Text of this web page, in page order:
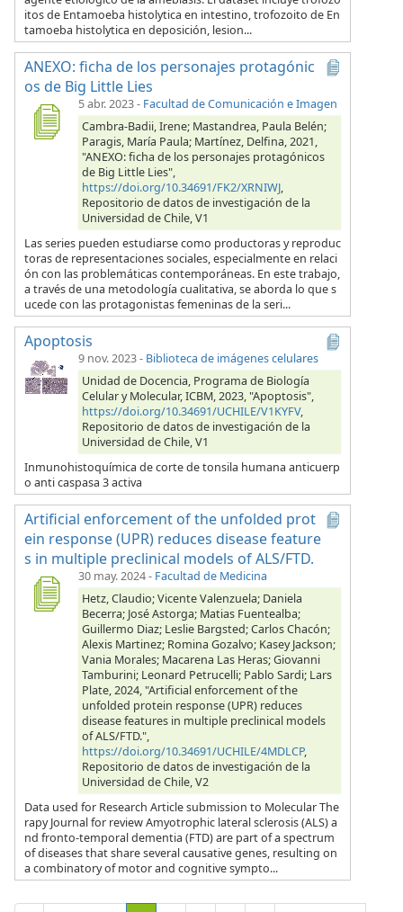
itos de Entamoeba histolytica en intestino, trofozoito de En
tamoeba histolytica en deposición, lesion...
ANEXO: ficha de los personajes protagónic
os de Big Little Lies
5 abr. 2023- Facultad de Comunicación e Imagen
Cambra-Badii, Irene; Mastandrea, Paula Belén;
Paragis, María Paula; Martínez, Delfina, 2021,
"ANEXO: ficha de los personajes protagónicos
de Big Little Lies",
https://doi.org/10.34691/FK2/XRNIWJ,
Repositorio de datos de investigación de la
Universidad de Chile, V1
Las series pueden estudiarse como productoras y reproduc
toras de representaciones sociales, especialmente en relaci
ón con las problemáticas contemporáneas. En este trabajo,
a través de una metodología cualitativa, se aborda lo que s
ucede con las protagonistas femeninas de la seri...
Apoptosis
9 nov. 2023- Biblioteca de imágenes celulares
Unidad de Docencia, Programa de Biología
Celular y Molecular, ICBM, 2023, "Apoptosis",
https://doi.org/10.34691/UCHILE/V1KYFV,
Repositorio de datos de investigación de la
Universidad de Chile, V1
Inmunohistoquímica de corte de tonsila humana anticuerp
o anti caspasa 3 activa
Artificial enforcement of the unfolded prot
ein response (UPR) reduces disease feature
s in multiple preclinical models of ALS/FTD.
30 may. 2024- Facultad de Medicina
Hetz, Claudio; Vicente Valenzuela; Daniela
Becerra; José Astorga; Matias Fuentealba;
Guillermo Diaz; Leslie Bargsted; Carlos Chacón;
Alexis Martinez; Romina Gozalvo; Kasey Jackson;
Vania Morales; Macarena Las Heras; Giovanni
Tamburini; Leonard Petrucelli; Pablo Sardi; Lars
Plate, 2024, "Artificial enforcement of the
unfolded protein response (UPR) reduces
disease features in multiple preclinical models
of ALS/FTD.",
https://doi.org/10.34691/UCHILE/4MDLCP,
Repositorio de datos de investigación de la
Universidad de Chile, V2
Data used for Research Article submission to Molecular The
rapy Journal for review Amyotrophic lateral sclerosis (ALS) a
nd fronto-temporal dementia (FTD) are part of a spectrum
of diseases that share several causative genes, resulting on
a combinatory of motor and cognitive sympto...